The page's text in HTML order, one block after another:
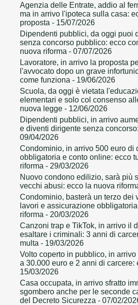
Agenzia delle Entrate, addio al
ma in arrivo l'ipoteca sulla casa:
proposta - 15/07/2026
Dipendenti pubblici, da oggi puoi
senza concorso pubblico: ecco
nuova riforma - 07/07/2026
Lavoratore, in arrivo la proposta
l'avvocato dopo un grave
come funziona - 19/06/2026
Scuola, da oggi è vietata
elementari e solo col consenso
nuova legge - 12/06/2026
Dipendenti pubblici, in arrivo
e diventi dirigente senza
09/04/2026
Condominio, in arrivo 500 euro di
obbligatoria e conto online: ecco
riforma - 29/03/2026
Nuovo condono edilizio, sarà più
vecchi abusi: ecco la nuova
Condominio, basterà un terzo dei
lavori e assicurazione
riforma - 20/03/2026
Canzoni trap e TikTok, in arrivo il
esaltare i criminali: 3 anni di
multa - 19/03/2026
Volto coperto in pubblico, in
a 30.000 euro e 2 anni di carcere:
15/03/2026
Casa occupata, in arrivo sfratto
sgombero anche per le seconde
del Decreto Sicurezza - 07/02/